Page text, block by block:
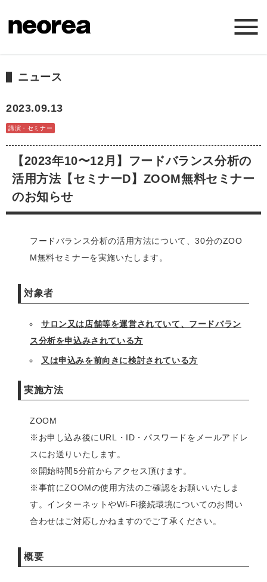
ニュース
サービス
会社概要
お問い合わせ
ニュース
2023.09.13
講演・セミナー
【2023年10〜12月】フードバランス分析の
活用方法【セミナーD】ZOOM無料セミナー
のお知らせ
フードバランス分析の活用方法について、30分のZOO
M無料セミナーを実施いたします。
対象者
サロン又は店舗等を運営されていて、フードバラン
ス分析を申込みされている方
又は申込みを前向きに検討されている方
実施方法
ZOOM
※お申し込み後にURL・ID・パスワードをメールアドレ
スにお送りいたします。
※開始時間5分前からアクセス頂けます。
※事前にZOOMの使用方法のご確認をお願いいたしま
す。インターネットやWi-Fi接続環境についてのお問い
合わせはご対応しかねますのでご了承ください。
概要